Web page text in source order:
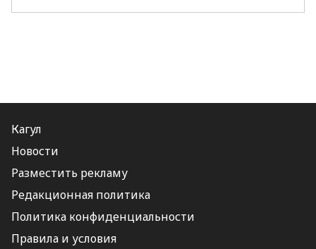
Кагул
Новости
Разместить рекламу
Редакционная политика
Политика конфиденциальности
Правила и условия